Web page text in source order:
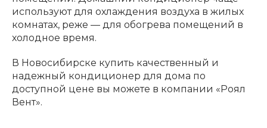
используют для охлаждения воздуха в жилых
комнатах, реже — для обогрева помещений в
холодное время.
В Новосибирске купить качественный и
надежный кондиционер для дома по
доступной цене вы можете в компании «Роял
Вент».